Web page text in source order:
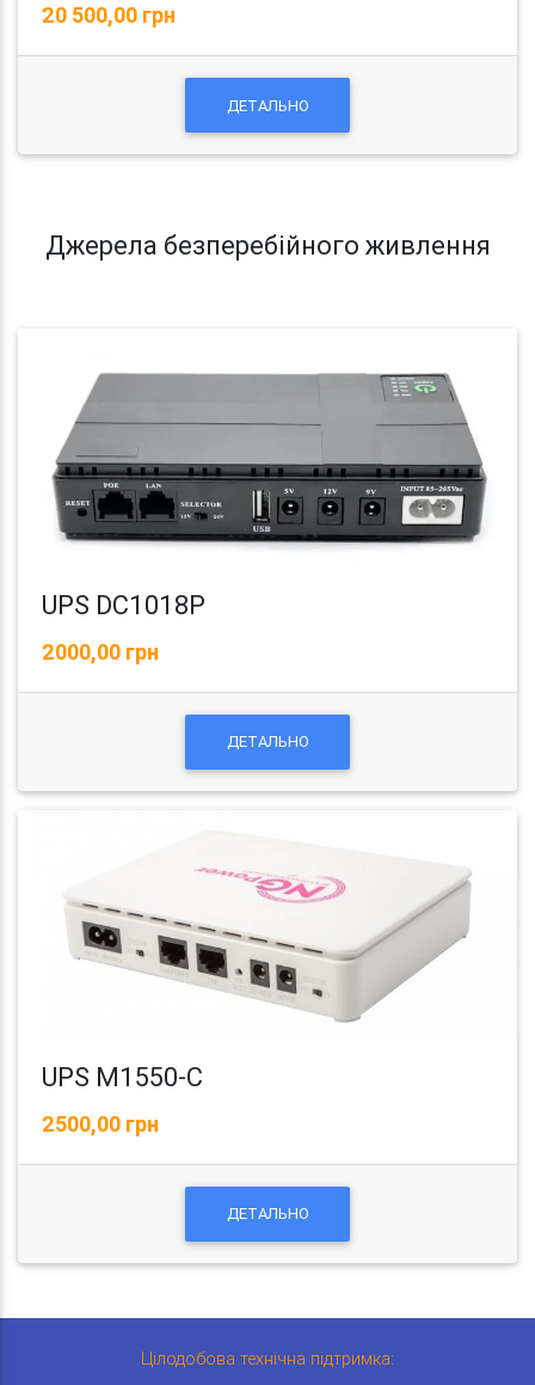
20 500,00 грн
ДЕТАЛЬНО
Джерела безперебійного живлення
UPS DC1018P
2000,00 грн
ДЕТАЛЬНО
UPS M1550-C
2500,00 грн
ДЕТАЛЬНО
Цілодобова технічна підтримка: